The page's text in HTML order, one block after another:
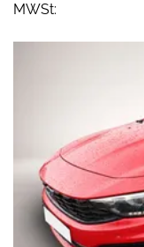
MWSt: